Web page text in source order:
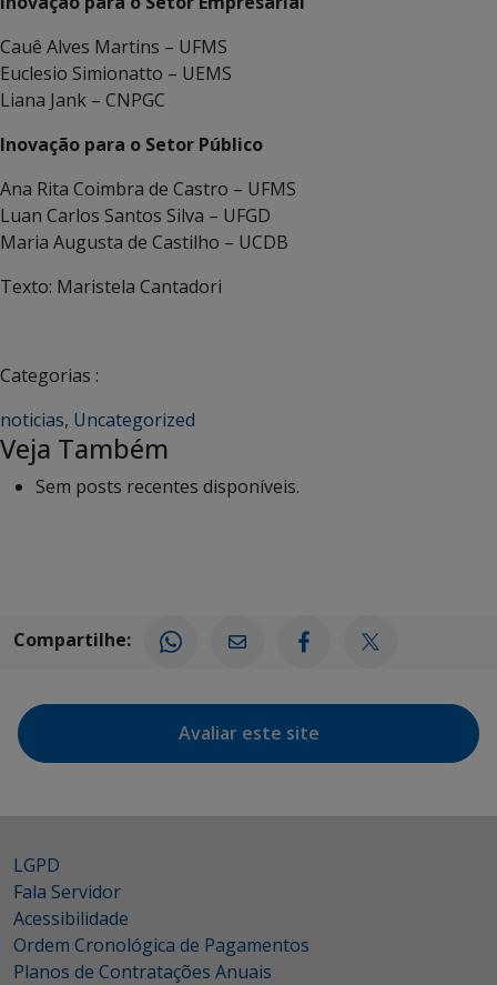
Cauê Alves Martins – UFMS
Euclesio Simionatto – UEMS
Liana Jank – CNPGC
Inovação para o Setor Público
Ana Rita Coimbra de Castro – UFMS
Luan Carlos Santos Silva – UFGD
Maria Augusta de Castilho – UCDB
Texto: Maristela Cantadori
Categorias :
noticias, Uncategorized
Veja Também
Sem posts recentes disponíveis.
Compartilhe:
Avaliar este site
LGPD
Fala Servidor
Acessibilidade
Ordem Cronológica de Pagamentos
Planos de Contratações Anuais